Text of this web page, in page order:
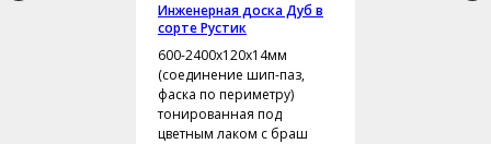
Инженерная доска Дуб в
сорте Рустик
600-2400х120х14мм
(соединение шип-паз,
фаска по периметру)
тонированная под
цветным лаком с браш